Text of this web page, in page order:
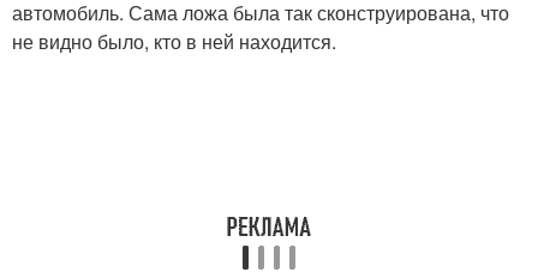
автомобиль. Сама ложа была так сконструирована, что
не видно было, кто в ней находится.